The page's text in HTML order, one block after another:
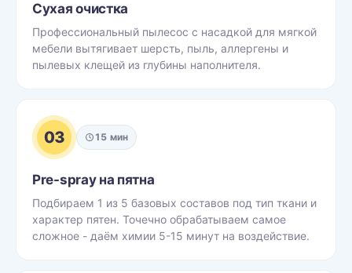
Сухая очистка
Профессиональный пылесос с насадкой для мягкой
мебели вытягивает шерсть, пыль, аллергены и
пылевых клещей из глубины наполнителя.
03 15 мин
Pre-spray на пятна
Подбираем 1 из 5 базовых составов под тип ткани и
характер пятен. Точечно обрабатываем самое
сложное - даём химии 5-15 минут на воздействие.